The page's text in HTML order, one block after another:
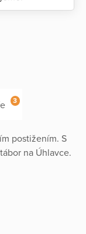
3
postižením. S
na Úhlavce.